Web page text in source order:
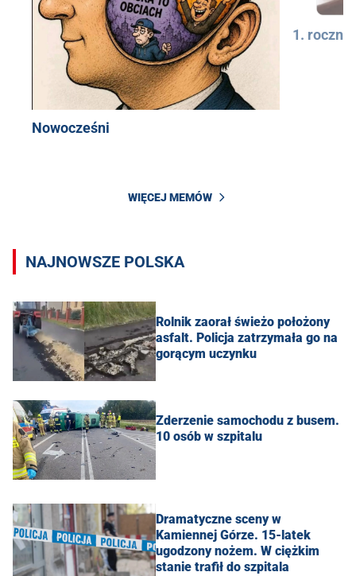
Nowocześni
1.
WIĘCEJ MEMÓW
NAJNOWSZE POLSKA
Rolnik zaorał świeżo położony
asfalt. Policja zatrzymała go na
gorącym uczynku
Zderzenie samochodu z busem.
10 osób w szpitalu
Dramatyczne sceny w
Kamiennej Górze. 15-latek
ugodzony nożem. W ciężkim
stanie trafił do szpitala